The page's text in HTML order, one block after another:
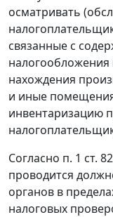
осматривать
связанные с
налогообложения
нахождения
и иные
инвентаризацию
Согласно п. 1 ст. 82
проводится
органов в
налоговых